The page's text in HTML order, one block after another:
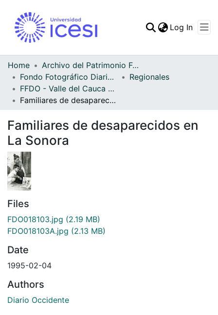
Statistics
Log In
Home
Archivo del Patrimonio Fotográfico y Fílmico del Valle del Cauca
Fondo Fotográfico Diario Occidente
Regionales
FFDO - Valle del Cauca - Patrimonial
Familiares de desaparecidos en La Sonora
Familiares de desaparecidos en
La Sonora
Files
FDO018103.jpg (2.19 MB)
FDO018103A.jpg (2.13 MB)
Date
1995-02-04
Authors
Diario Occidente